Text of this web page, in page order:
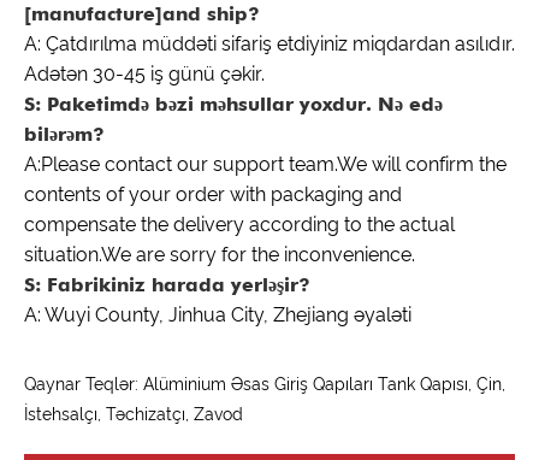
[manufacture]and ship?
A: Çatdırılma müddəti sifariş etdiyiniz miqdardan asılıdır.
Adətən 30-45 iş günü çəkir.
S: Paketimdə bəzi məhsullar yoxdur. Nə edə
bilərəm?
A:Please contact our support team.We will confirm the
contents of your order with packaging and
compensate the delivery according to the actual
situation.We are sorry for the inconvenience.
S: Fabrikiniz harada yerləşir?
A: Wuyi County, Jinhua City, Zhejiang əyaləti
Qaynar Teqlər: Alüminium Əsas Giriş Qapıları Tank Qapısı, Çin,
İstehsalçı, Təchizatçı, Zavod